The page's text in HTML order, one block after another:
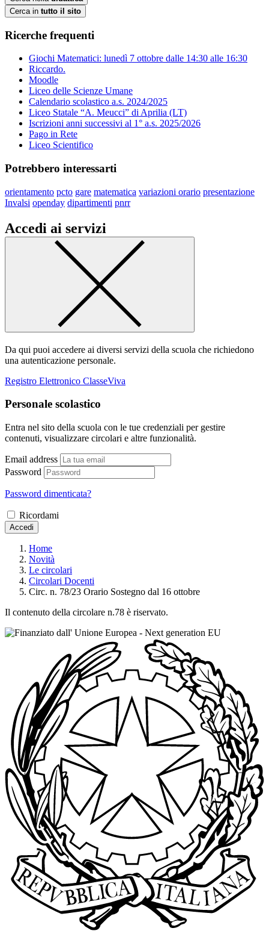
Cerca in tutto il sito
Ricerche frequenti
Giochi Matematici: lunedì 7 ottobre dalle 14:30 alle 16:30
Riccardo.
Moodle
Liceo delle Scienze Umane
Calendario scolastico a.s. 2024/2025
Liceo Statale “A. Meucci” di Aprilia (LT)
Iscrizioni anni successivi al 1° a.s. 2025/2026
Pago in Rete
Liceo Scientifico
Potrebbero interessarti
orientamento pcto gare matematica variazioni orario presentazione
Invalsi openday dipartimenti pnrr
Accedi ai servizi
Da qui puoi accedere ai diversi servizi della scuola che richiedono
una autenticazione personale.
Registro Elettronico ClasseViva
Personale scolastico
Entra nel sito della scuola con le tue credenziali per gestire
contenuti, visualizzare circolari e altre funzionalità.
Email address
Password
Password dimenticata?
Ricordami
Accedi
Home
Novità
Le circolari
Circolari Docenti
Circ. n. 78/23 Orario Sostegno dal 16 ottobre
Il contenuto della circolare n.78 è riservato.